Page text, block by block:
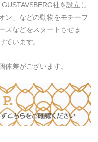
社を設立し
ン」などの動物をモチーフ
ズなどをスタートさせま
ています。
体差がございます。